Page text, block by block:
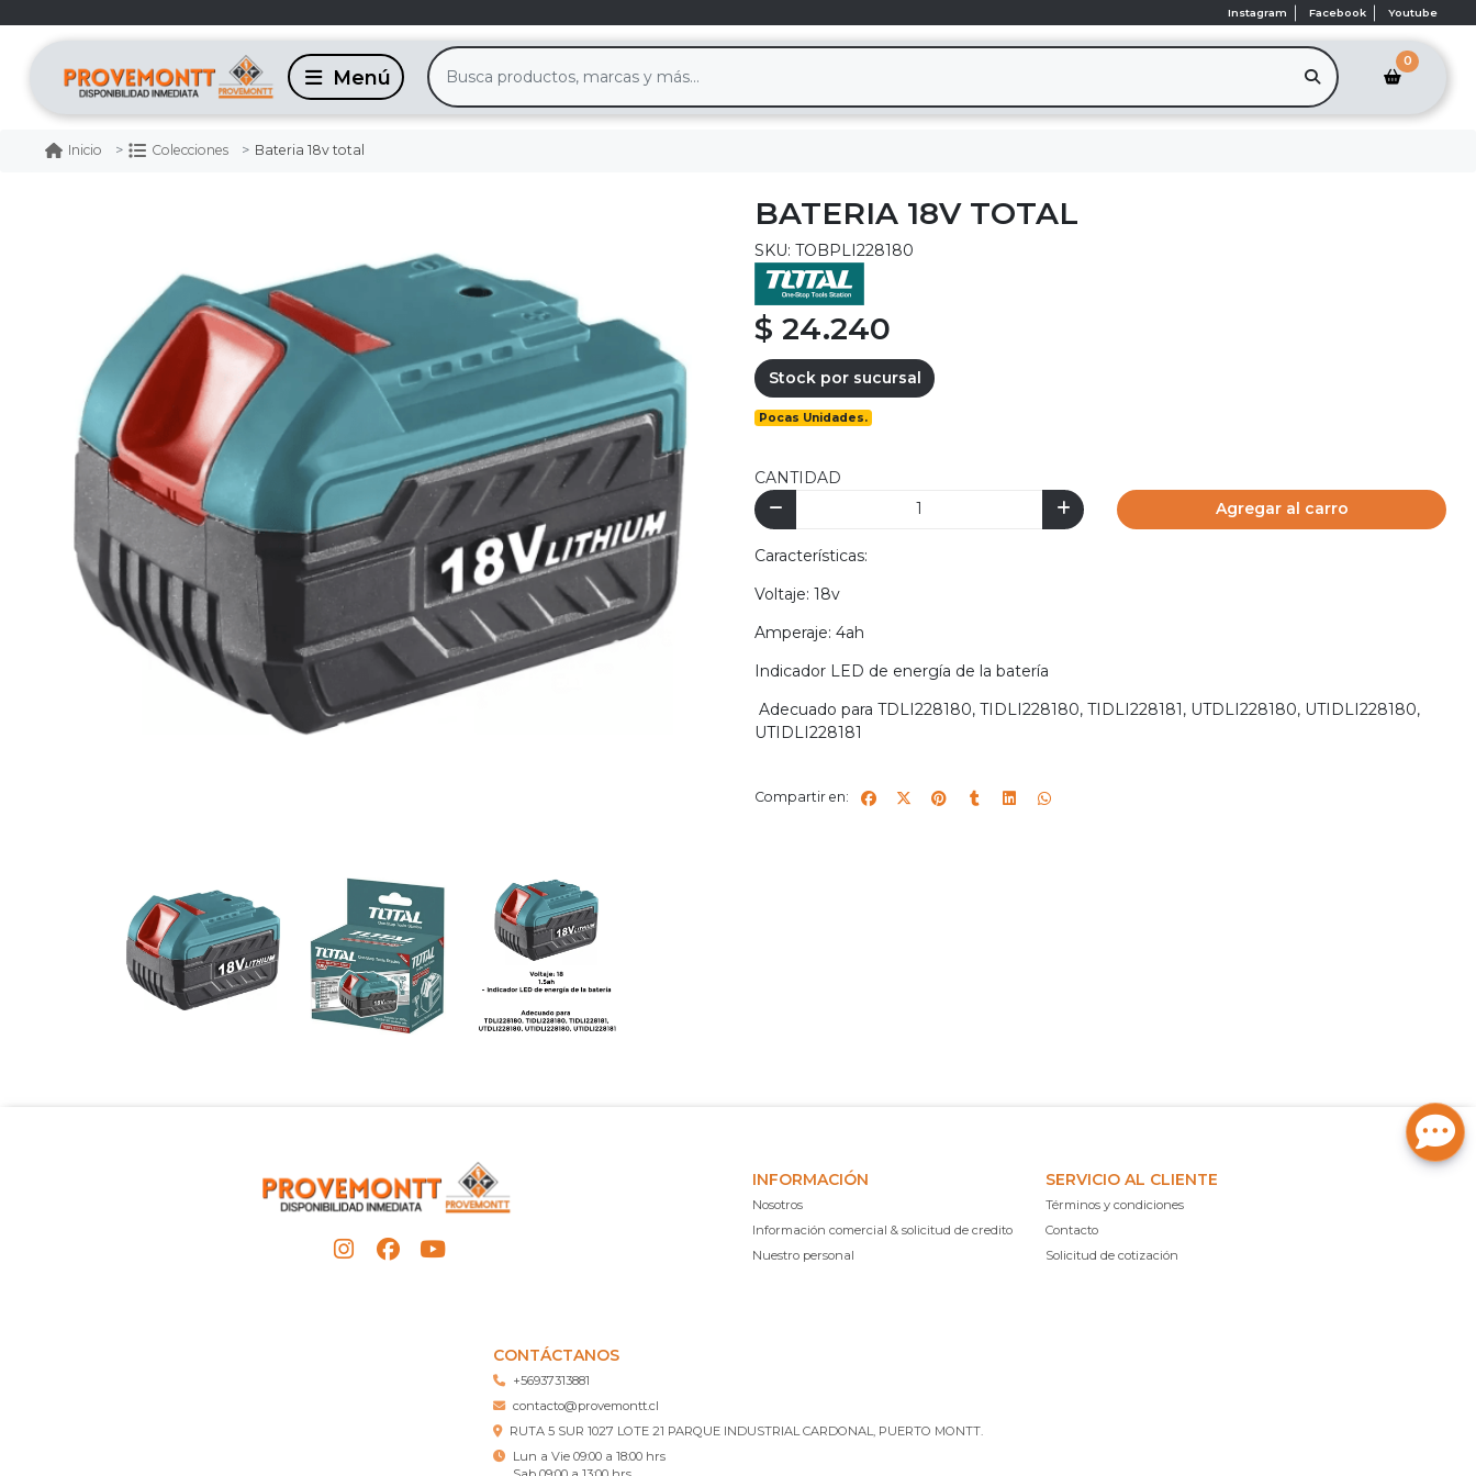
Instagram Facebook Youtube
0
Inicio Colecciones Bateria 18v total
BATERIA 18V TOTAL
SKU: TOBPLI228180
$ 24.240
Stock por sucursal
Pocas Unidades.
CANTIDAD
Agregar al carro
Características:
Voltaje: 18v
Amperaje: 4ah
Indicador LED de energía de la batería
Adecuado para TDLI228180, TIDLI228180, TIDLI228181, UTDLI228180, UTIDLI228180,
UTIDLI228181
Compartir en:
INFORMACIÓN
Nosotros
Información comercial & solicitud de credito
Nuestro personal
SERVICIO AL CLIENTE
Términos y condiciones
Contacto
Solicitud de cotización
CONTÁCTANOS
+56937313881
contacto@provemontt.cl
RUTA 5 SUR 1027 LOTE 21 PARQUE INDUSTRIAL CARDONAL, PUERTO MONTT.
Lun a Vie 09:00 a 18:00 hrs